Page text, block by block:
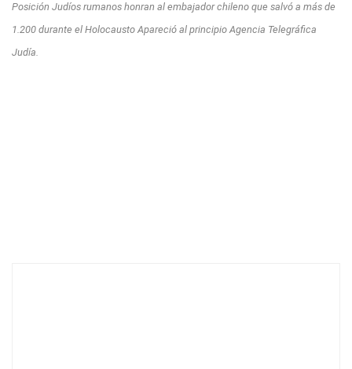
Posición Judíos rumanos honran al embajador chileno que salvó a más de
1.200 durante el Holocausto Apareció al principio Agencia Telegráfica
Judía.